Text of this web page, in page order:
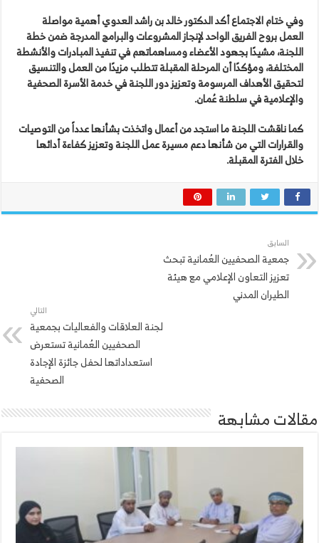
وفي ختام الاجتماع أكد الدكتور خالد بن راشد العدوي أهمية مواصلة
العمل بروح الفريق الواحد لإنجاز المشروعات والبرامج المدرجة ضمن خطة
اللجنة، مشيدًا بجهود الأعضاء ومساهماتهم في تنفيذ المبادرات والأنشطة
المختلفة، ومؤكدًا أن المرحلة المقبلة تتطلب مزيدًا من العمل والتنسيق
لتحقيق الأهداف المرسومة وتعزيز دور اللجنة في خدمة الأسرة الصحفية
والإعلامية في سلطنة عُمان.
كما ناقشت اللجنة ما استجد من أعمال واتخذت بشأنها عدداً من التوصيات
والقرارات التي من شأنها دعم مسيرة عمل اللجنة وتعزيز كفاءة أدائها
خلال الفترة المقبلة.
السابق
جمعية الصحفيين العُمانية تبحث
تعزيز التعاون الإعلامي مع هيئة
الطيران المدني
التالي
لجنة العلاقات والفعاليات بجمعية
الصحفيين العُمانية تستعرض
استعداداتها لحفل جائزة الإجادة
الصحفية
مقالات مشابهة